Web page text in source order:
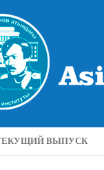
ВЫПУСК